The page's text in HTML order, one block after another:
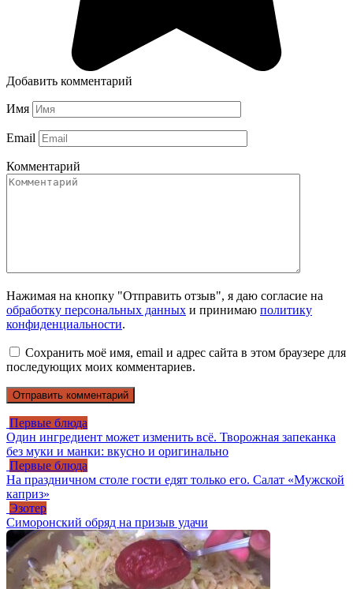
Добавить комментарий
Имя
Email
Комментарий
Нажимая на кнопку "Отправить отзыв", я даю согласие на
обработку персональных данных и принимаю политику
конфиденциальности.
Сохранить моё имя, email и адрес сайта в этом браузере для
последующих моих комментариев.
Первые блюда
Один ингредиент может изменить всё. Творожная запеканка
без муки и манки: вкусно и оригинально
Первые блюда
На праздничном столе гости едят только его. Салат «Мужской
каприз»
Эзотер
Симоронский обряд на призыв удачи